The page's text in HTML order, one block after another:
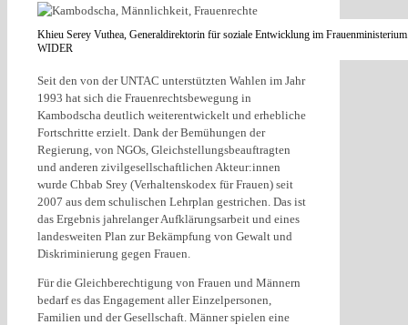
Khieu Serey Vuthea, Generaldirektorin für soziale Entwicklung im
WIDER
Seit den von der UNTAC unterstützten Wahlen im Jahr
1993 hat sich die Frauenrechtsbewegung in
Kambodscha deutlich weiterentwickelt und erhebliche
Fortschritte erzielt. Dank der Bemühungen der
Regierung, von NGOs, Gleichstellungsbeauftragten
und anderen zivilgesellschaftlichen Akteur:innen
wurde Chbab Srey (Verhaltenskodex für Frauen) seit
2007 aus dem schulischen Lehrplan gestrichen. Das ist
das Ergebnis jahrelanger Aufklärungsarbeit und eines
landesweiten Plan zur Bekämpfung von Gewalt und
Diskriminierung gegen Frauen.
Für die Gleichberechtigung von Frauen und Männern
bedarf es das Engagement aller Einzelpersonen,
Familien und der Gesellschaft. Männer spielen eine